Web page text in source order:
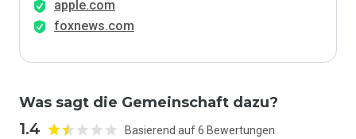
apple.com
foxnews.com
Was sagt die Gemeinschaft dazu?
1.4 Basierend auf 6 Bewertungen